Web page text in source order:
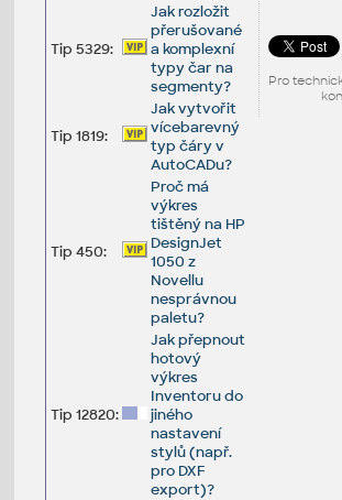
Pro
Tip 5329:
Jak rozložit
přerušované
a komplexní
typy čar na
segmenty?
Tip 1819:
Jak vytvořit
vícebarevný
typ čáry v
AutoCADu?
Tip 450:
Proč má
výkres
tištěný na HP
DesignJet
1050 z
Novellu
nesprávnou
paletu?
Tip 12820:
Jak přepnout
hotový
výkres
Inventoru do
jiného
nastavení
stylů (např.
pro DXF
export)?